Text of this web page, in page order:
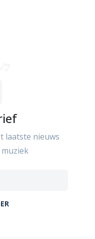
laatste nieuws